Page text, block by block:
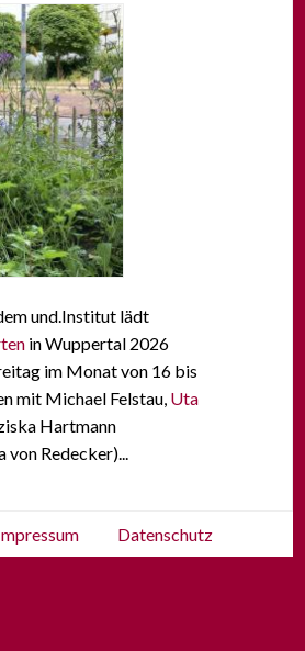
und.Institut lädt
in Wuppertal 2026
im Monat von 16 bis
mit Michael Felstau, Uta
Hartmann
von Redecker)...
Datenschutz